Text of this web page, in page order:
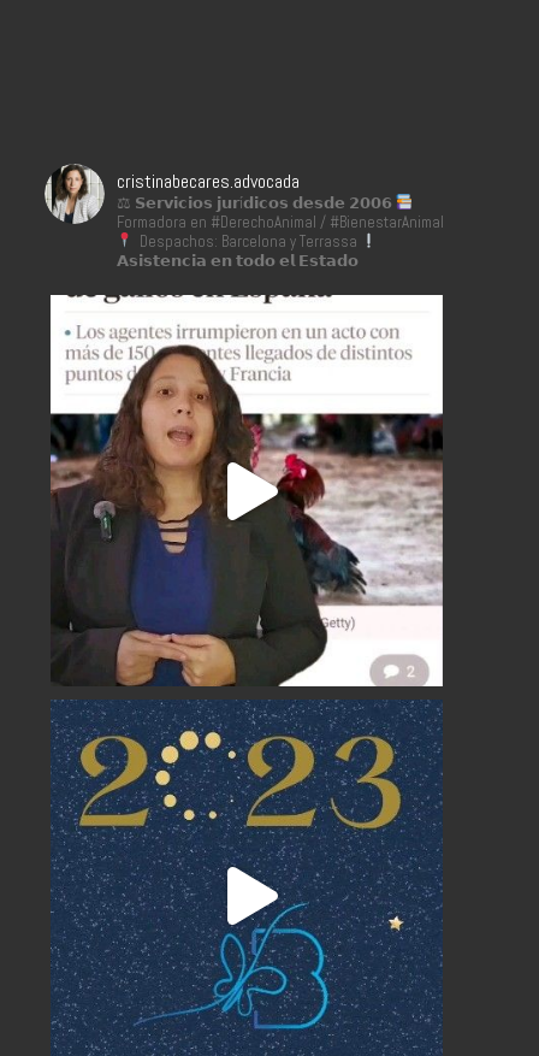
cristinabecares.advocada
⚖ 𝗦𝗲𝗿𝘃𝗶𝗰𝗶𝗼𝘀 𝗷𝘂𝗿í𝗱𝗶𝗰𝗼𝘀 𝗱𝗲𝘀𝗱𝗲 𝟮𝟬𝟬𝟲
Formadora en #DerechoAnimal / #BienestarAnimal
Despachos: Barcelona y Terrassa
𝗔𝘀𝗶𝘀𝘁𝗲𝗻𝗰𝗶𝗮 𝗲𝗻 𝘁𝗼𝗱𝗼 𝗲𝗹 𝗘𝘀𝘁𝗮𝗱𝗼